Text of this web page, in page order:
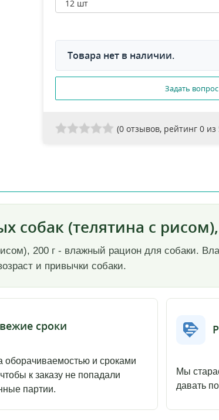
Товара нет в наличии.
Задать
(0 отзывов, рейтинг 0 из
собак (телятина с
200 г - влажный рацион для собаки.
и привычки собаки.
сроки
оборачиваемостью и сроками
к заказу не попадали
партии.
Мы
давать